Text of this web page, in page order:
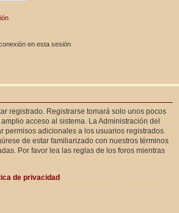
en esta sesión
registrado. Registrarse tomará solo unos pocos
acceso al sistema. La Administración del
permisos adicionales a los usuarios registrados.
de estar familiarizado con nuestros términos
Por favor lea las reglas de los foros mientras
de privacidad